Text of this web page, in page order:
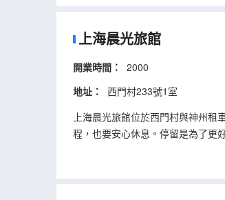
上海晨光旅館
開業時間：
2000
地址：
西門村233號1室
上海晨光旅館位於西門村與神州
程，也要安心休息。停留是為了更